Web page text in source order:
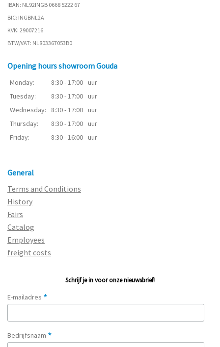
IBAN: NL92INGB 0668 5222 67
BIC: INGBNL2A
KVK: 29007216
BTW/VAT: NL803367053B0
Opening hours showroom Gouda
Monday: 8:30 - 17:00 uur
Tuesday:
8:30 - 17:00 uur
Wednesday:
8:30 - 17:00 uur
Thursday:
8:30 - 17:00 uur
Friday:
8:30 - 16:00 uur
General
Terms and Conditions
History
Fairs
Catalog
Employees
freight costs
Schrijf je in voor onze nieuwsbrief!
E-mailadres *
Bedrijfsnaam *